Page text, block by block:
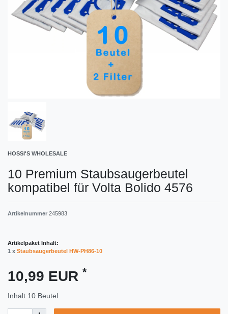
HOSSI'S WHOLESALE
10 Premium Staubsaugerbeutel
kompatibel für Volta Bolido 4576
Artikelnummer 245983
Artikelpaket Inhalt:
1 x Staubsaugerbeutel HW-PH86-10
10,99 EUR *
Inhalt 10 Beutel